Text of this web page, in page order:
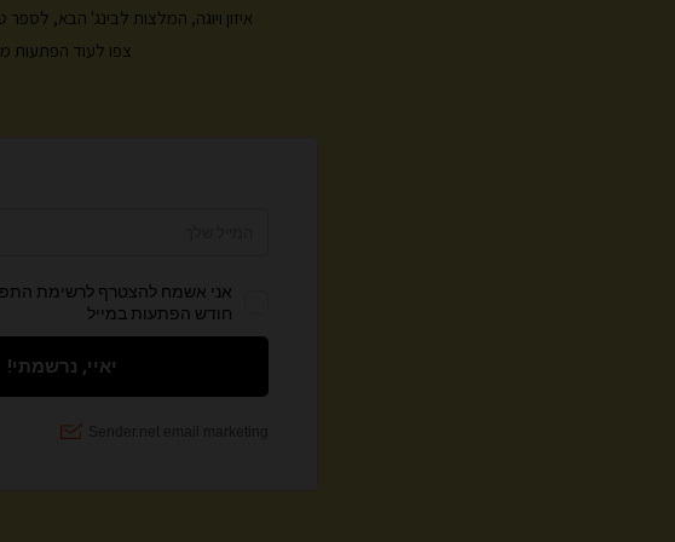
איזון ויוגה, המלצות לבינג' הבא,
צפו לעוד הפתעות